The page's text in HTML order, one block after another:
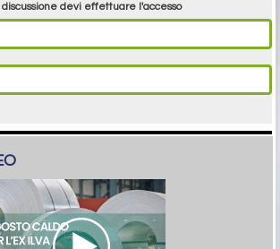
devi effettuare l'accesso